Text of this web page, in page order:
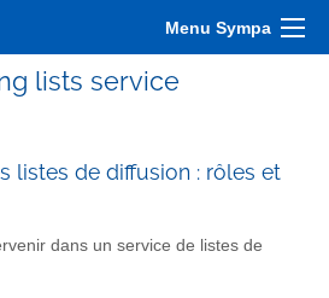
Menu Sympa
lists service
listes de diffusion : rôles et
dans un service de listes de